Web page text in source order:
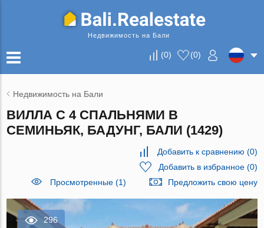
Недвижимость на Бали
(0) (0)
Недвижимость на Бали
ВИЛЛА С 4 СПАЛЬНЯМИ В
СЕМИНЬЯК, БАДУНГ, БАЛИ (1429)
Добавить к сравнению (0)
Добавить в избранное(0)
Просмотренные (1)
Предложить свою цену
296